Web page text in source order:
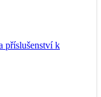
příslušenství k